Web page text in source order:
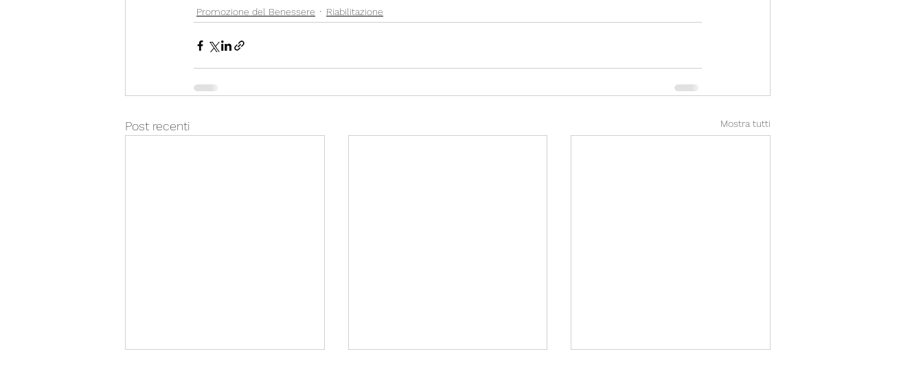
Promozione del Benessere Riabilitazione
Post recenti Mostra tutti